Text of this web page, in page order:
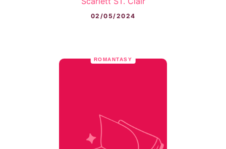
02/05/2024
ROMANTASY